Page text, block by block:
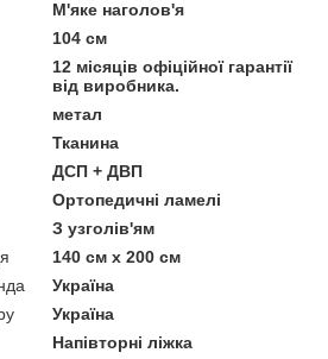
М'яке наголов'я
104 см
12 місяців офіційної гарантії
від виробника.
метал
Тканина
ДСП + ДВП
Ортопедичні ламелі
З узголів'ям
140 см х 200 см
Україна
Україна
Напівторні ліжка